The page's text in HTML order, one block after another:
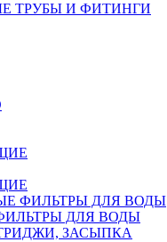
ТРУБЫ И ФИТИНГИ
ФИЛЬТРЫ ДЛЯ ВОДЫ
ДЛЯ ВОДЫ
ЗАСЫПКА